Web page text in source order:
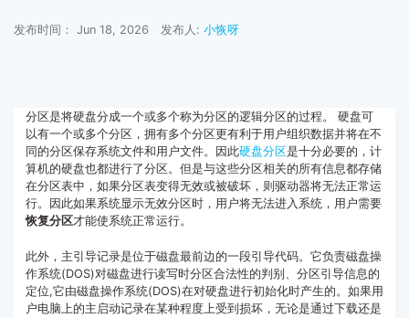
加入我们
客服热线：4000-300624
破损文件修复
常见问题
发布时间： Jun 18, 2026 发布人: 小恢呀
分区是将硬盘分成一个或多个称为分区的逻辑分区的过程。 硬盘可
以有一个或多个分区，拥有多个分区更有利于用户组织数据并将在不
同的分区保存系统文件和用户文件。因此硬盘分区是十分必要的，计
算机的硬盘也都进行了分区。但是与这些分区相关的所有信息都存储
在分区表中，如果分区表变得无效或被破坏，则驱动器将无法正常运
行。因此如果系统显示无效分区时，用户将无法进入系统，用户需要
恢复分区才能使系统正常运行。
此外，主引导记录是位于磁盘最前边的一段引导代码。它负责磁盘操
作系统(DOS)对磁盘进行读写时分区合法性的判别、分区引导信息的
定位,它由磁盘操作系统(DOS)在对硬盘进行初始化时产生的。如果用
户电脑上的主启动记录在某种程度上受到损坏，无论是通过下载还是